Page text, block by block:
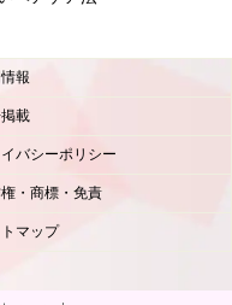
報
載
バシーポリシー
・商標・免責
マップ